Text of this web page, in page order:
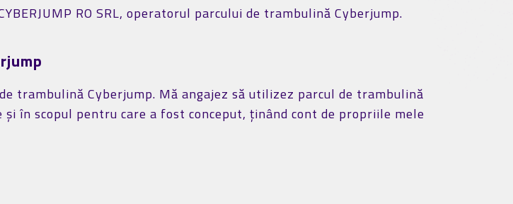
RO SRL, operatorul parcului de trambulină Cyberjump.
trambulină Cyberjump. Mă angajez să utilizez parcul de trambulină
în scopul pentru care a fost conceput, ținând cont de propriile mele